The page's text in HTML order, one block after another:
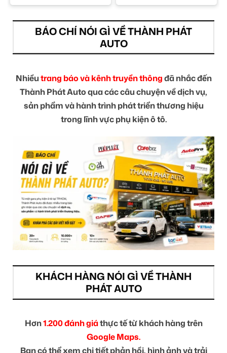
BÁO CHÍ NÓI GÌ VỀ THÀNH PHÁT
AUTO
Nhiềutrang báo và kênh truyền thôngđã nhắc đến
Thành Phát Auto qua các câu chuyện về dịch vụ,
sản phẩm và hành trình phát triển thương hiệu
trong lĩnh vực phụ kiện ô tô.
KHÁCH HÀNG NÓI GÌ VỀ THÀNH
PHÁT AUTO
Hơn1.200 đánh giáthực tế từ khách hàng trên
Google Maps.
Bạn có thể xem chi tiết phản hồi, hình ảnh và trải